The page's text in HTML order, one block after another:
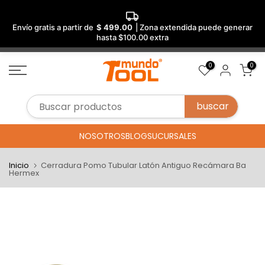
Envío gratis a partir de $ 499.00
| Zona extendida puede generar
hasta $100.00 extra
Saltar
al
0 0
NOSOTROSBLOGSUCURSALES
Inicio Cerradura Pomo Tubular Latón Antiguo Recámara Ba
Hermex